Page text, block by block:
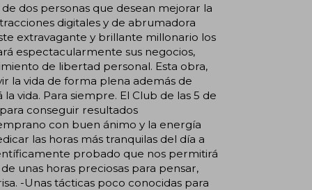
dos personas que desean mejorar la
digitales y de abrumadora
extravagante y brillante millonario los
espectacularmente sus negocios,
de libertad personal. Esta obra,
la vida de forma plena además de
vida. Para siempre. El Club de las 5 de
conseguir resultados
con buen ánimo y la energía
las horas más tranquilas del día a
probado que nos permitirá
unas horas preciosas para pensar,
-Unas tácticas poco conocidas para